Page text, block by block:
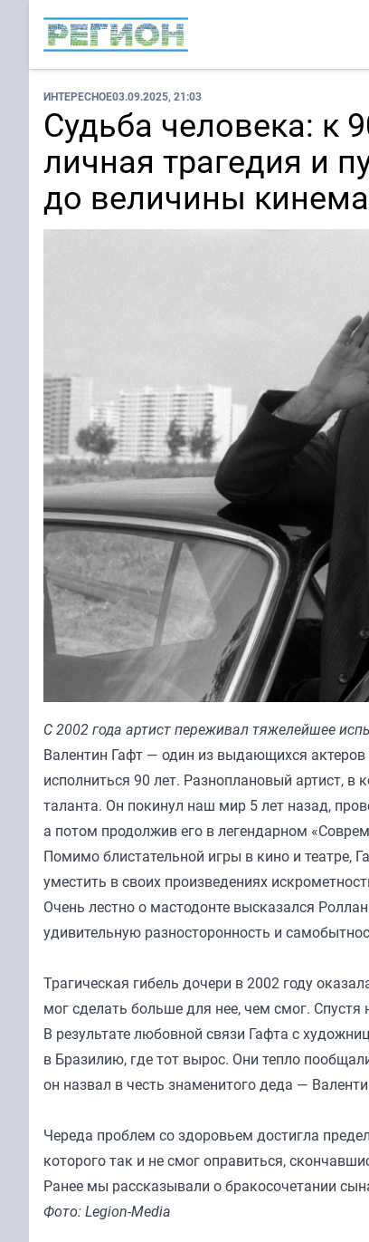
ИНТЕРЕСНОЕ03.09.2025, 21:03
Судьба человека: к
личная трагедия и
до величины
С 2002 года артист переживал тяжелейшее
Валентин Гафт — один из выдающихся актеров
исполниться 90 лет. Разноплановый артист,
таланта. Он покинул наш мир 5 лет назад,
а потом продолжив его в легендарном
Помимо блистательной игры в кино и театре,
уместить в своих произведениях
Очень лестно о мастодонте высказался
удивительную разносторонность и
Трагическая гибель дочери в 2002 году
мог сделать больше для нее, чем смог. Спустя
В результате любовной связи Гафта с
в Бразилию, где тот вырос. Они тепло
он назвал в честь знаменитого деда —
Череда проблем со здоровьем достигла
которого так и не смог оправиться,
Ранее мы рассказывали о бракосочетании
Фото: Legion-Media